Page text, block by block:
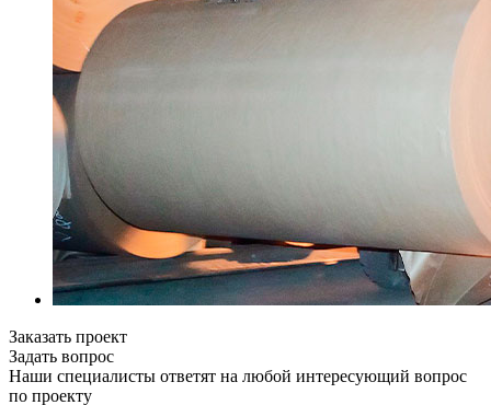
Заказать проект
Задать вопрос
Наши специалисты ответят на любой интересующий вопрос
по проекту